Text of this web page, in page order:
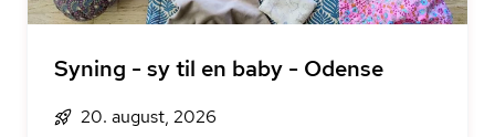
Syning - sy til en baby - Odense
20. august, 2026